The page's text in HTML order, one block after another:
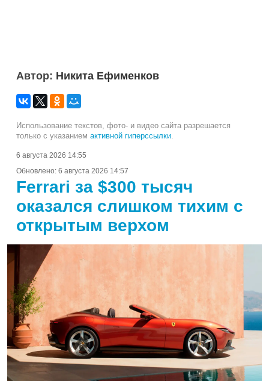
Автор: Никита Ефименков
Использование текстов, фото- и видео сайта разрешается
только с указанием активной гиперссылки
6 августа 2026 14:55
Обновлено: 6 августа 2026 14:57
Ferrari за $300 тысяч
оказался слишком тихим с
открытым верхом